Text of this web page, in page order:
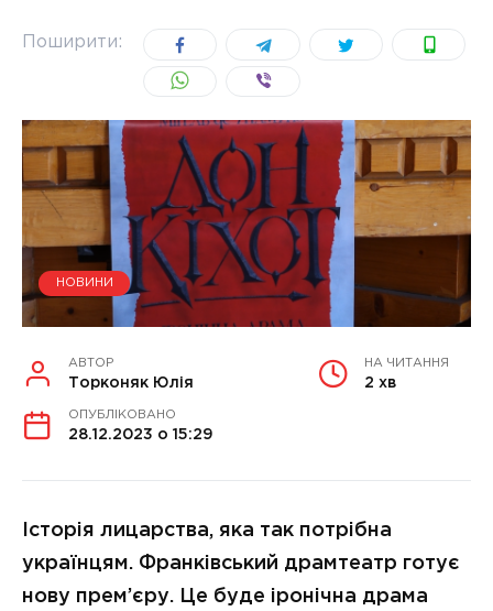
Поширити:
НОВИНИ
АВТОР
Торконяк Юлія
НА ЧИТАННЯ
2 хв
ОПУБЛІКОВАНО
28.12.2023 о 15:29
Історія лицарства, яка так потрібна
українцям. Франківський драмтеатр готує
нову прем’єру. Це буде іронічна драма